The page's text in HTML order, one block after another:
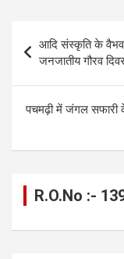
o
k
er
Post
navigation
आदि संस्कृति के
जनजातीय गौरव
पचमढ़ी में जंगल सफारी
R.O.No :-